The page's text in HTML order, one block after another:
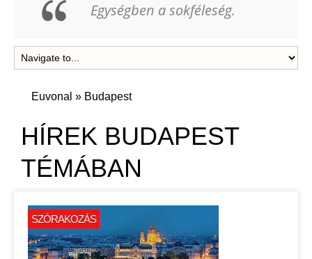
Egységben a sokféleség.
Euvonal » Budapest
HÍREK BUDAPEST
TÉMÁBAN
SZÓRAKOZÁS